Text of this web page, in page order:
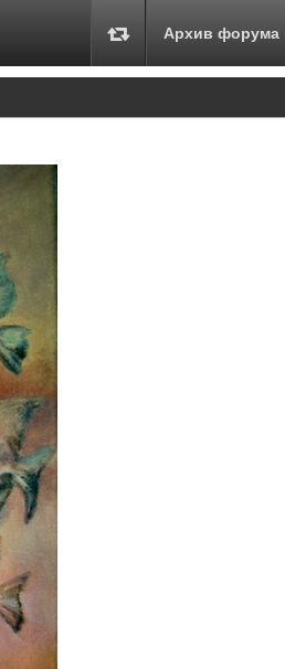
Архив форума